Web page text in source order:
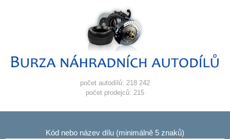
počet autodílů: 218 242
počet prodejců: 215
Kód nebo název dílu (minimálně 5 znaků)